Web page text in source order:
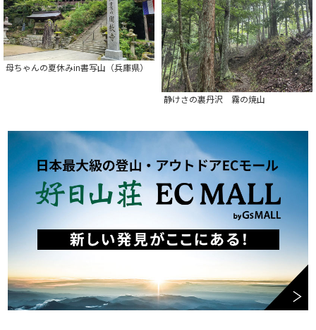
母ちゃんの夏休みin書写山（兵庫県）
静けさの裏丹沢 霧の焼山